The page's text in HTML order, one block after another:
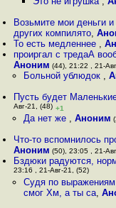
Возьмите мои деньги
других компилято,
То есть медленнее ,
проиргал с тредаА
Аноним (44), 21:22 , 21-
Больной yблюдок ,
Пусть будет
Авг-21, (48) +1
Да нет же , Аноним
Что-то вспомнилось
Аноним (50), 23:05 , 21-
Бздюки радуются,
23:16 , 21-Авг-21, (52)
Судя по
смог Хм, а ты са,